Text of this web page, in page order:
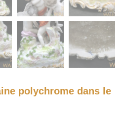
polychrome dans le